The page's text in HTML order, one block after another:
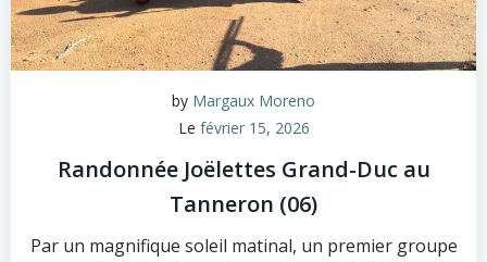
by Margaux Moreno
Le février 15, 2026
Randonnée Joëlettes Grand-Duc au
Tanneron (06)
Par un magnifique soleil matinal, un premier groupe